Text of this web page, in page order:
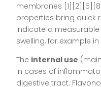
membranes
properties bring quick
indicate a
swelling, for example
The internal use
in cases of
digestive tract.